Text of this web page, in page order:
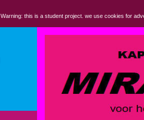
Warning: this is a student project. we use cookies for